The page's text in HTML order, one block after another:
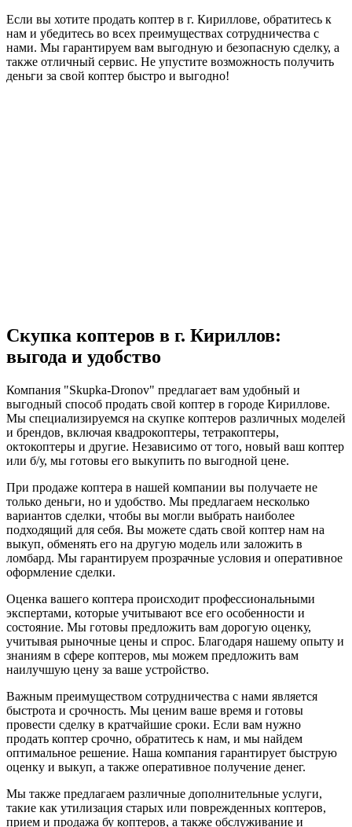
Если вы хотите продать коптер в г. Кириллове, обратитесь к
нам и убедитесь во всех преимуществах сотрудничества с
нами. Мы гарантируем вам выгодную и безопасную сделку, а
также отличный сервис. Не упустите возможность получить
деньги за свой коптер быстро и выгодно!
Скупка коптеров в г. Кириллов:
выгода и удобство
Компания "Skupka-Dronov" предлагает вам удобный и
выгодный способ продать свой коптер в городе Кириллове.
Мы специализируемся на скупке коптеров различных моделей
и брендов, включая квадрокоптеры, тетракоптеры,
октокоптеры и другие. Независимо от того, новый ваш коптер
или б/у, мы готовы его выкупить по выгодной цене.
При продаже коптера в нашей компании вы получаете не
только деньги, но и удобство. Мы предлагаем несколько
вариантов сделки, чтобы вы могли выбрать наиболее
подходящий для себя. Вы можете сдать свой коптер нам на
выкуп, обменять его на другую модель или заложить в
ломбард. Мы гарантируем прозрачные условия и оперативное
оформление сделки.
Оценка вашего коптера происходит профессиональными
экспертами, которые учитывают все его особенности и
состояние. Мы готовы предложить вам дорогую оценку,
учитывая рыночные цены и спрос. Благодаря нашему опыту и
знаниям в сфере коптеров, мы можем предложить вам
наилучшую цену за ваше устройство.
Важным преимуществом сотрудничества с нами является
быстрота и срочность. Мы ценим ваше время и готовы
провести сделку в кратчайшие сроки. Если вам нужно
продать коптер срочно, обратитесь к нам, и мы найдем
оптимальное решение. Наша компания гарантирует быструю
оценку и выкуп, а также оперативное получение денег.
Мы также предлагаем различные дополнительные услуги,
такие как утилизация старых или поврежденных коптеров,
прием и продажа бу коптеров, а также обслуживание и